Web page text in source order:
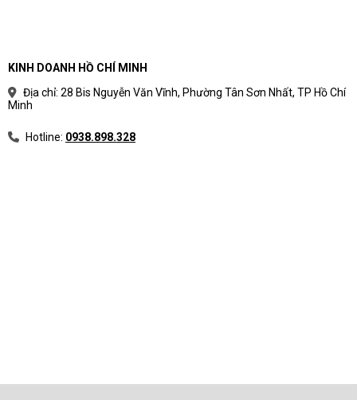
KINH DOANH HỒ CHÍ MINH
Địa chỉ: 28 Bis Nguyễn Văn Vĩnh, Phường Tân Sơn Nhất, TP Hồ Chí
Minh
Hotline: 0938.898.328